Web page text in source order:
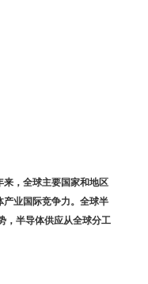
，全球主要国家和地区
业国际竞争力。全球半
，半导体供应从全球分工